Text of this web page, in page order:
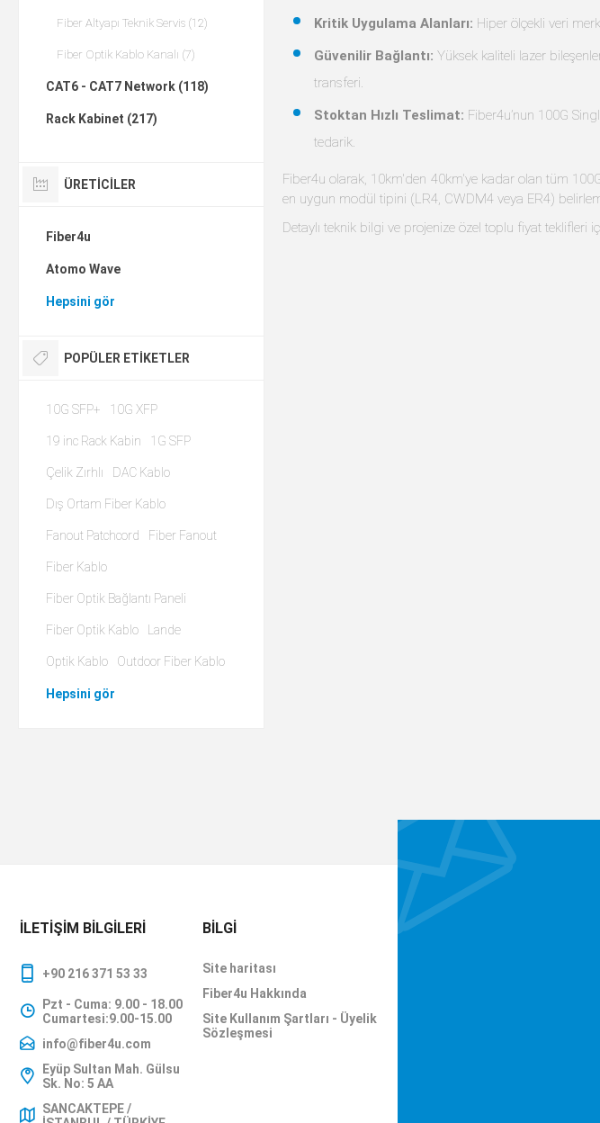
Kritik Uygulama Alanları: Hiper ölçekli veri
Güvenilir Bağlantı: Yüksek kaliteli lazer
transferi.
Stoktan Hızlı Teslimat: Fiber4u’nun 100G
tedarik.
Fiber4u olarak, 10km'den 40km'ye kadar olan tüm 100G
en uygun modül tipini (LR4, CWDM4 veya ER4)
Detaylı teknik bilgi ve projenize özel toplu fiyat teklifleri
Fiber Altyapı Teknik Servis (12)
Fiber Optik Kablo Kanalı (7)
CAT6 - CAT7 Network (118)
Rack Kabinet (217)
ÜRETICILER
Fiber4u
Atomo Wave
Hepsini gör
POPÜLER ETIKETLER
10G SFP+ 10G XFP
19 inc Rack Kabin 1G SFP
Çelik Zırhlı DAC Kablo
Dış Ortam Fiber Kablo
Fanout Patchcord Fiber Fanout
Fiber Kablo
Fiber Optik Bağlantı Paneli
Fiber Optik Kablo Lande
Optik Kablo Outdoor Fiber Kablo
Hepsini gör
İLETIŞIM BILGILERI
+90 216 371 53 33
Pzt - Cuma: 9.00 - 18.00
Cumartesi:9.00-15.00
info@fiber4u.com
Eyüp Sultan Mah. Gülsu
Sk. No: 5 AA
SANCAKTEPE /
BILGI
Site haritası
Fiber4u Hakkında
Site Kullanım Şartları - Üyelik
Sözleşmesi